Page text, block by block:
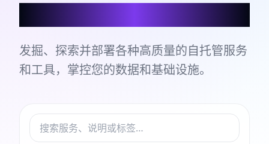
发掘、探索并部署各种高质量的自托管服务
和工具，掌控您的数据和基础设施。